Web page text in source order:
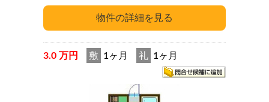
3.0 万円 敷 1ヶ月 礼 1ヶ月